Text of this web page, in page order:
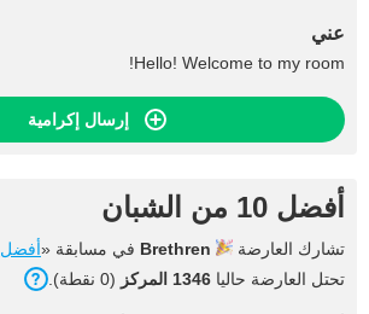
عني
Hello! Welcome to my room!
إرسال إكرامية
أفضل 10 من الشبان
تشارك العارضة Brethren في مسابقة «أفضل 10 من الشبان
تحتل العارضة حاليا 1346 المركز (0 نقطة).